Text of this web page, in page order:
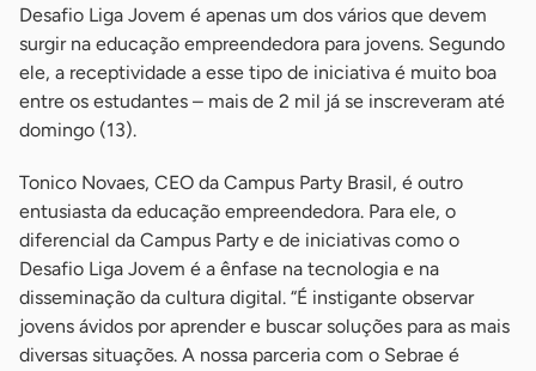
Desafio Liga Jovem é apenas um dos vários que devem
surgir na educação empreendedora para jovens. Segundo
ele, a receptividade a esse tipo de iniciativa é muito boa
entre os estudantes – mais de 2 mil já se inscreveram até
domingo (13).
Tonico Novaes, CEO da Campus Party Brasil, é outro
entusiasta da educação empreendedora. Para ele, o
diferencial da Campus Party e de iniciativas como o
Desafio Liga Jovem é a ênfase na tecnologia e na
disseminação da cultura digital. “É instigante observar
jovens ávidos por aprender e buscar soluções para as mais
diversas situações. A nossa parceria com o Sebrae é